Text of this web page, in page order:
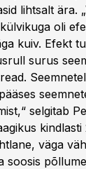
lihtsalt ära.
oli
kuiv. Efekt
surus
selgitab
väga
soosis